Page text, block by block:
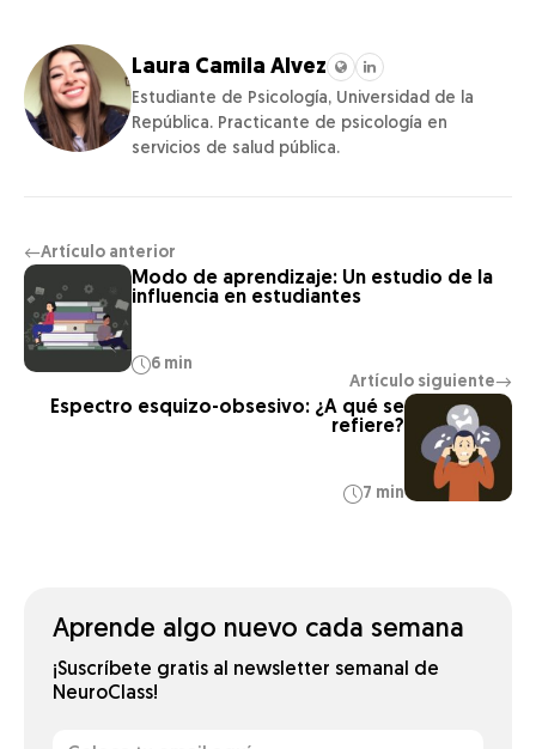
Laura Camila Alvez
Estudiante de Psicología, Universidad de la
República. Practicante de psicología en
servicios de salud pública.
←Artículo anterior
Modo de aprendizaje: Un estudio de la
influencia en estudiantes
6 min
Artículo siguiente→
Espectro esquizo-obsesivo: ¿A qué se
refiere?
7 min
Aprende algo nuevo cada semana
¡Suscríbete gratis al newsletter semanal de
NeuroClass!